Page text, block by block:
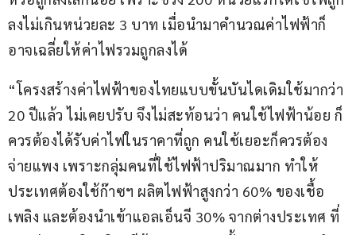
ลงไม่เกินหน่วยละ 3 บาท เมื่อนำมาคำนวณค่าไฟฟ้าก็
อาจเฉลี่ยให้ค่าไฟรวมถูกลงได้
“โครงสร้างค่าไฟฟ้าของไทยแบบขั้นบันไดเดิมใช้มากว่า
20 ปีแล้ว ไม่เคยปรับ จึงไม่สะท้อนว่า คนใช้ไฟฟ้าน้อย ก็
ควรต้องได้รับค่าไฟในราคาที่ถูก คนใช้เยอะก็ควรต้อง
จ่ายแพง เพราะกลุ่มคนที่ใช้ไฟฟ้าปริมาณมาก ทำให้
ประเทศต้องใช้ก๊าซฯ ผลิตไฟฟ้าสูงกว่า 60% ของเชื้อ
เพลิง และต้องนำเข้าแอลเอ็นจี 30% จากต่างประเทศ ที่